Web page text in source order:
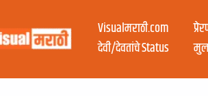
Visualमराठी.com
देवी/देवतांचे Status